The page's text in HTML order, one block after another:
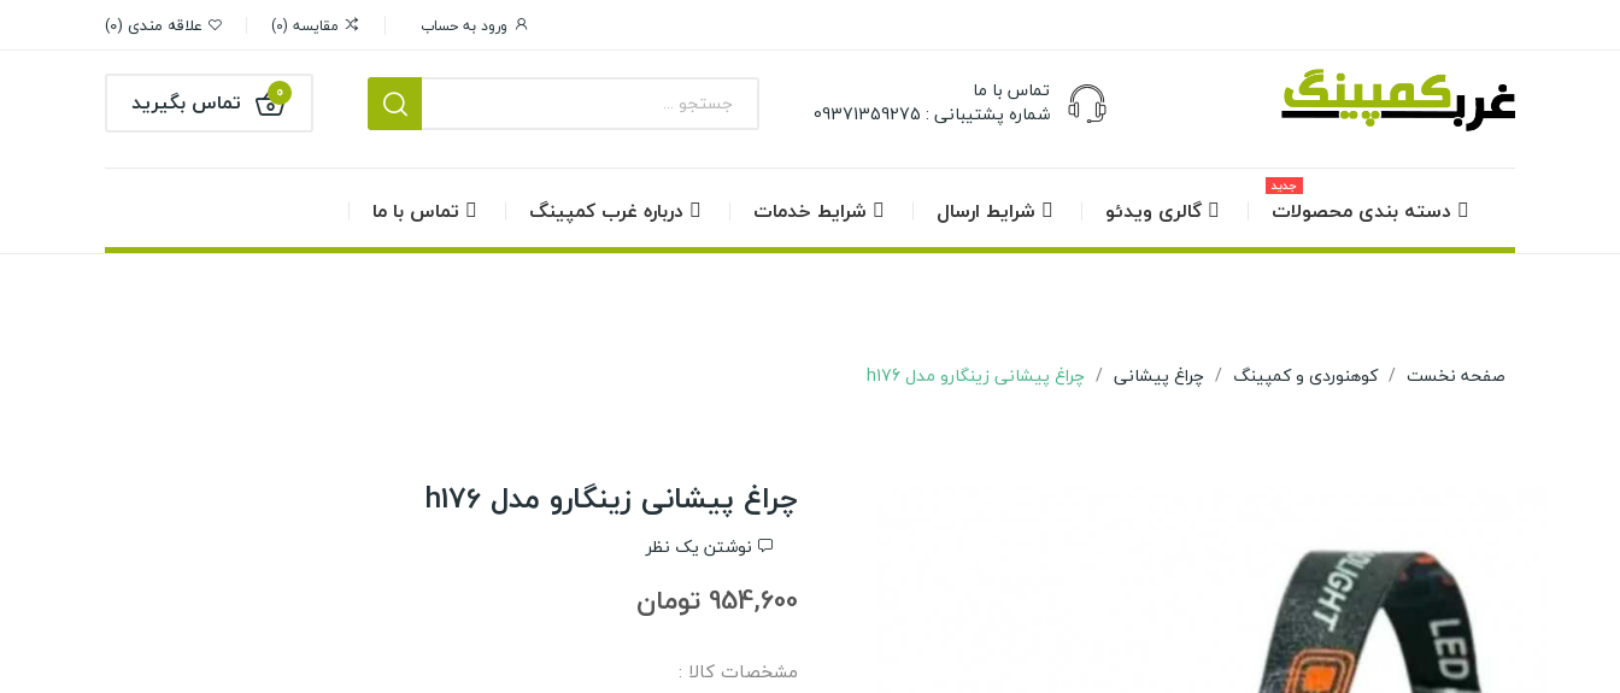
ورود به حساب مقایسه 0 علاقه مندی 0
تماس با ما
شماره پشتیبانی : 09371359275
تماس بگیرید 0
دسته بندی محصولات
جدید
گالری ویدئو شرایط ارسال شرایط خدمات درباره غرب کمپینگ تماس با ما
صفحه نخست کوهنوردی و کمپینگ چراغ پیشانی چراغ پیشانی زینگارو مدل h176
چراغ پیشانی زینگارو مدل h176
نوشتن یک نظر
954,600 تومان
مشخصات کالا :